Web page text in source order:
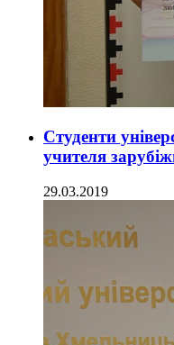
Студенти
учителя
29.03.2019